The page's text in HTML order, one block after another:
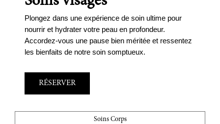
Soins Corps
Plongez dans une expérience de soin ultime pour
nourrir et hydrater votre peau en profondeur.
Accordez-vous une pause bien méritée et ressentez
les bienfaits de notre soin somptueux.
RÉSERVER